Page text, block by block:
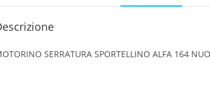
SERRATURA SPORTELLINO ALFA 164